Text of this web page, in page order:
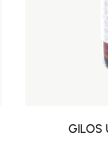
GILOS